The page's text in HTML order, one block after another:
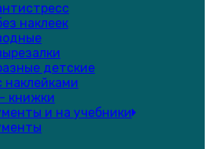
наклеек
детские
наклейками
книжки
и на учебники